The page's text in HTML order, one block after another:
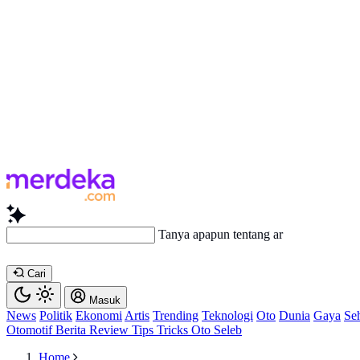
Tanya apapun tentang artikel ini...
Cari
Masuk
News Politik Ekonomi Artis Trending Teknologi Oto Dunia Gaya
OtomotifBerita Review Tips Tricks Oto Seleb
Home